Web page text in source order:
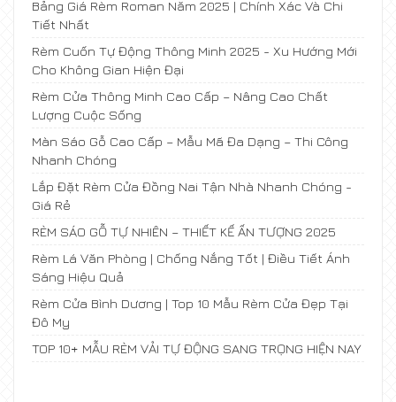
Bảng Giá Rèm Roman Năm 2025 | Chính Xác Và Chi
Tiết Nhất
Rèm Cuốn Tự Động Thông Minh 2025 - Xu Hướng Mới
Cho Không Gian Hiện Đại
Rèm Cửa Thông Minh Cao Cấp – Nâng Cao Chất
Lượng Cuộc Sống
Màn Sáo Gỗ Cao Cấp – Mẫu Mã Đa Dạng – Thi Công
Nhanh Chóng
Lắp Đặt Rèm Cửa Đồng Nai Tận Nhà Nhanh Chóng -
Giá Rẻ
RÈM SÁO GỖ TỰ NHIÊN – THIẾT KẾ ẤN TƯỢNG 2025
Rèm Lá Văn Phòng | Chống Nắng Tốt | Điều Tiết Ánh
Sáng Hiệu Quả
Rèm Cửa Bình Dương | Top 10 Mẫu Rèm Cửa Đẹp Tại
Đô My
TOP 10+ MẪU RÈM VẢI TỰ ĐỘNG SANG TRỌNG HIỆN NAY